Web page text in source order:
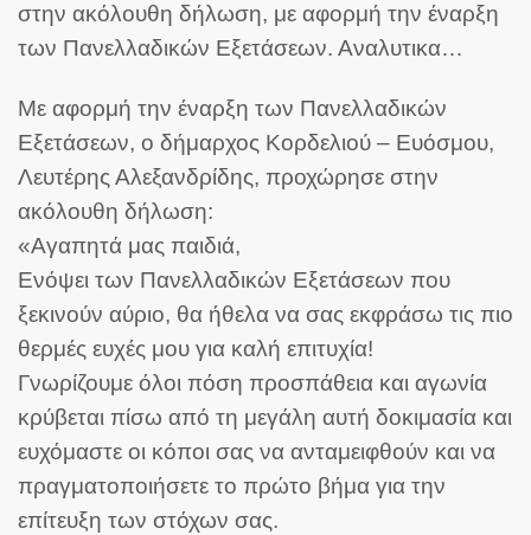
στην ακόλουθη δήλωση, με αφορμή την έναρξη
των Πανελλαδικών Εξετάσεων. Αναλυτικα…
Με αφορμή την έναρξη των Πανελλαδικών
Εξετάσεων, ο δήμαρχος Κορδελιού – Ευόσμου,
Λευτέρης Αλεξανδρίδης, προχώρησε στην
ακόλουθη δήλωση:
«Αγαπητά μας παιδιά,
Ενόψει των Πανελλαδικών Εξετάσεων που
ξεκινούν αύριο, θα ήθελα να σας εκφράσω τις πιο
θερμές ευχές μου για καλή επιτυχία!
Γνωρίζουμε όλοι πόση προσπάθεια και αγωνία
κρύβεται πίσω από τη μεγάλη αυτή δοκιμασία και
ευχόμαστε οι κόποι σας να ανταμειφθούν και να
πραγματοποιήσετε το πρώτο βήμα για την
επίτευξη των στόχων σας.